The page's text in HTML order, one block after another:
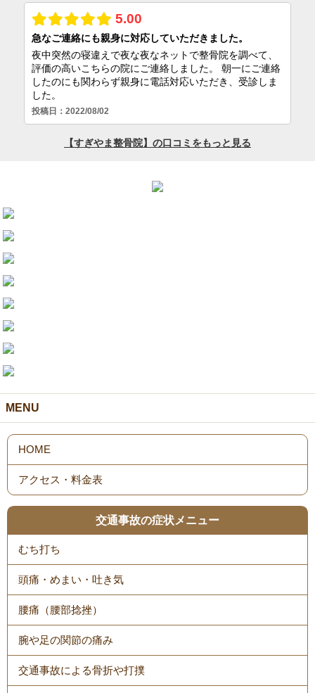
MENU
HOME
アクセス・料金表
交通事故の症状メニュー
むち打ち
頭痛・めまい・吐き気
腰痛（腰部捻挫）
腕や足の関節の痛み
交通事故による骨折や打撲